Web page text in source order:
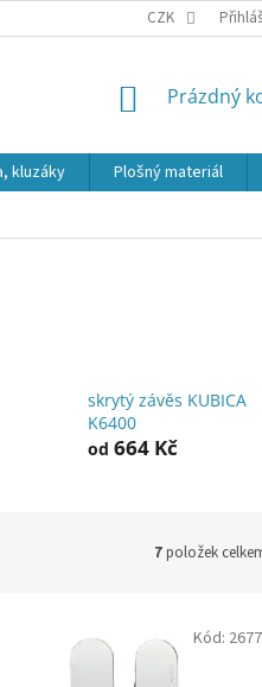
CZK
NÁKUPNÍ
Prázdný
kluzáky Plošný materiál
skrytý závěs KUBICA
K6400
od 664 Kč
7položek
Kód: